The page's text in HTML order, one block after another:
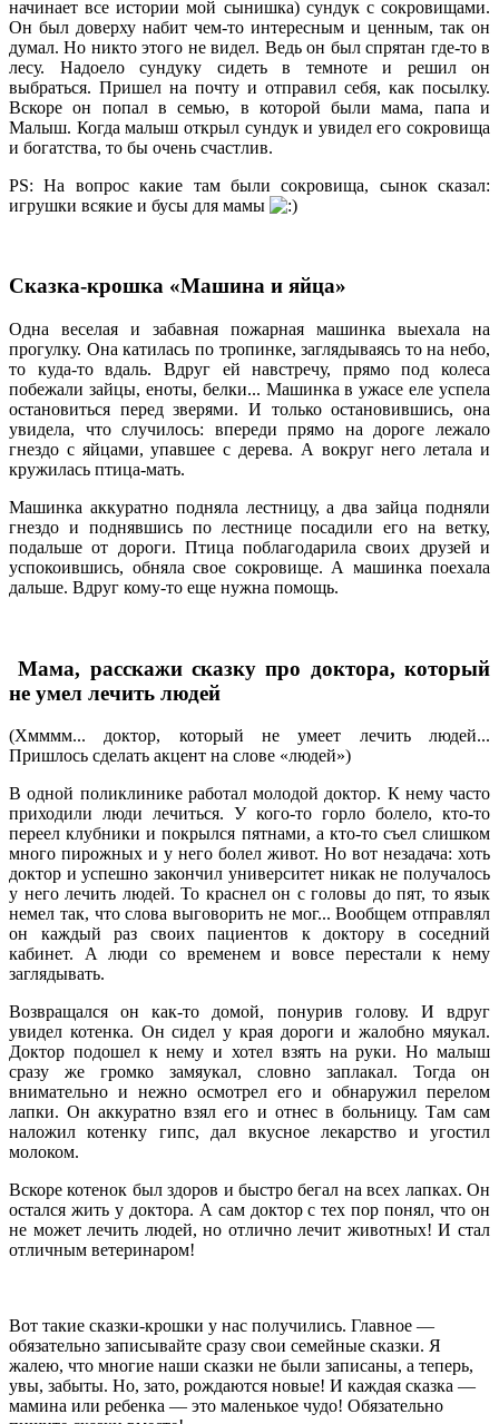
начинает все истории мой сынишка) сундук с сокровищами.
Он был доверху набит чем-то интересным и ценным, так он
думал. Но никто этого не видел. Ведь он был спрятан где-то в
лесу. Надоело сундуку сидеть в темноте и решил он
выбраться. Пришел на почту и отправил себя, как посылку.
Вскоре он попал в семью, в которой были мама, папа и
Малыш. Когда малыш открыл сундук и увидел его сокровища
и богатства, то бы очень счастлив.
PS: На вопрос какие там были сокровища, сынок сказал:
игрушки всякие и бусы для мамы
Сказка-крошка «Машина и яйца»
Одна веселая и забавная пожарная машинка выехала на
прогулку. Она катилась по тропинке, заглядываясь то на небо,
то куда-то вдаль. Вдруг ей навстречу, прямо под колеса
побежали зайцы, еноты, белки... Машинка в ужасе еле успела
остановиться перед зверями. И только остановившись, она
увидела, что случилось: впереди прямо на дороге лежало
гнездо с яйцами, упавшее с дерева. А вокруг него летала и
кружилась птица-мать.
Машинка аккуратно подняла лестницу, а два зайца подняли
гнездо и поднявшись по лестнице посадили его на ветку,
подальше от дороги. Птица поблагодарила своих друзей и
успокоившись, обняла свое сокровище. А машинка поехала
дальше. Вдруг кому-то еще нужна помощь.
Мама, расскажи сказку про доктора, который
не умел лечить людей
(Хмммм... доктор, который не умеет лечить людей...
Пришлось сделать акцент на слове «людей»)
В одной поликлинике работал молодой доктор. К нему часто
приходили люди лечиться. У кого-то горло болело, кто-то
переел клубники и покрылся пятнами, а кто-то съел слишком
много пирожных и у него болел живот. Но вот незадача: хоть
доктор и успешно закончил университет никак не получалось
у него лечить людей. То краснел он с головы до пят, то язык
немел так, что слова выговорить не мог... Вообщем отправлял
он каждый раз своих пациентов к доктору в соседний
кабинет. А люди со временем и вовсе перестали к нему
заглядывать.
Возвращался он как-то домой, понурив голову. И вдруг
увидел котенка. Он сидел у края дороги и жалобно мяукал.
Доктор подошел к нему и хотел взять на руки. Но малыш
сразу же громко замяукал, словно заплакал. Тогда он
внимательно и нежно осмотрел его и обнаружил перелом
лапки. Он аккуратно взял его и отнес в больницу. Там сам
наложил котенку гипс, дал вкусное лекарство и угостил
молоком.
Вскоре котенок был здоров и быстро бегал на всех лапках. Он
остался жить у доктора. А сам доктор с тех пор понял, что он
не может лечить людей, но отлично лечит животных! И стал
отличным ветеринаром!
Вот такие сказки-крошки у нас получились. Главное —
обязательно записывайте сразу свои семейные сказки. Я
жалею, что многие наши сказки не были записаны, а теперь,
увы, забыты. Но, зато, рождаются новые! И каждая сказка —
мамина или ребенка — это маленькое чудо! Обязательно